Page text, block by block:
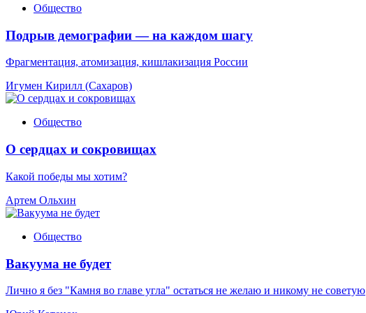
Общество
Подрыв демографии — на каждом шагу
Фрагментация, атомизация, кишлакизация России
Игумен Кирилл (Сахаров)
Общество
О сердцах и сокровищах
Какой победы мы хотим?
Артем Ольхин
Общество
Вакуума не будет
Лично я без "Камня во главе угла" остаться не желаю и никому не советую